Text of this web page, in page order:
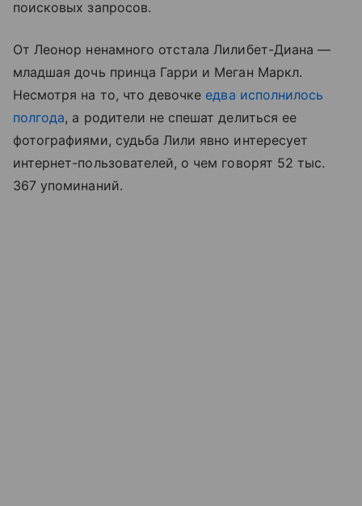
поисковых запросов.
От Леонор ненамного отстала Лилибет-Диана —
младшая дочь принца Гарри и Меган Маркл.
Несмотря на то, что девочке едва исполнилось
полгода, а родители не спешат делиться ее
фотографиями, судьба Лили явно интересует
интернет-пользователей, о чем говорят 52 тыс.
367 упоминаний.